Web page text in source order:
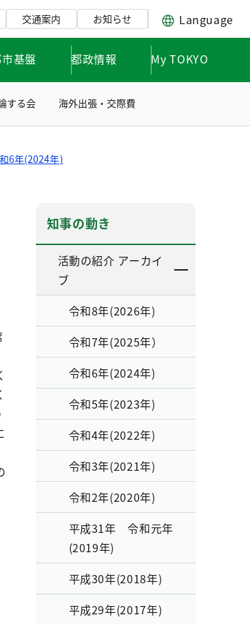
交通案内 お知らせ Language
基盤 都政情報 My TOKYO
する会 海外出張・交際費
6年(2024年)
知事の動き
活動の紹介 アーカイ
ブ
令和8年(2026年)
令和7年(2025年）
令和6年(2024年)
令和5年(2023年)
令和4年(2022年)
令和3年(2021年)
令和2年(2020年)
平成31年 令和元年
(2019年)
平成30年(2018年)
平成29年(2017年)